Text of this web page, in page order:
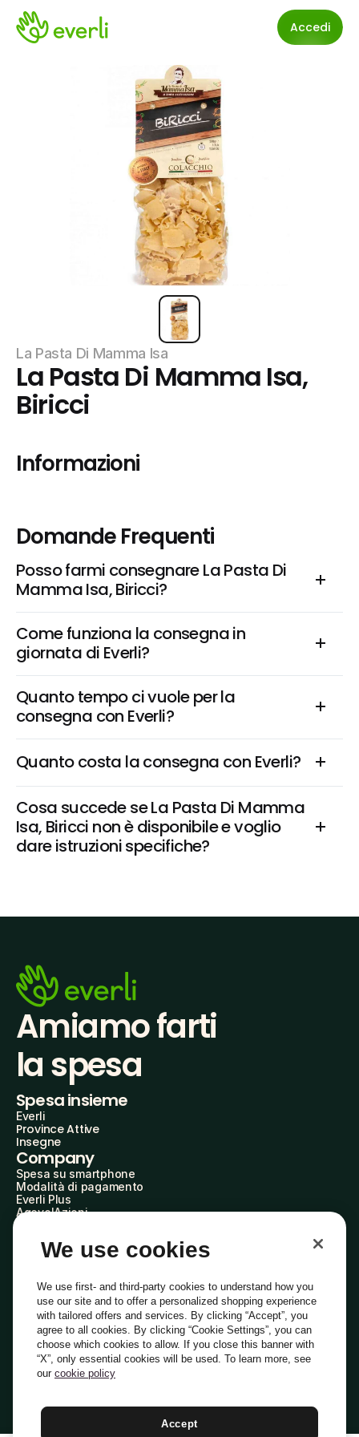
Accedi
La Pasta Di Mamma Isa
La Pasta Di Mamma Isa,
Biricci
Informazioni
Domande Frequenti
Posso farmi consegnare La Pasta Di
Mamma Isa, Biricci?
Come funziona la consegna in
giornata di Everli?
Quanto tempo ci vuole per la
consegna con Everli?
Quanto costa la consegna con Everli?
Cosa succede se La Pasta Di Mamma
Isa, Biricci non è disponibile e voglio
dare istruzioni specifiche?
Amiamo farti
la spesa
Spesa insieme
Everli
Province Attive
Insegne
Company
Spesa su smartphone
Modalità di pagamento
Everli Plus
AgevolAzioni
Everli Shoppers
Scopri chi siamo
Domande frequenti
Lavora con noi
Diventa Shopper
Investitori
PrivacyCookiePreferenze Cookie
Termini e Condizioni
Italiano
We use cookies
We use first- and third-party cookies to understand how you
use our site and to offer a personalized shopping experience
with tailored offers and services. By clicking “Accept”, you
agree to all cookies. By clicking “Cookie Settings”, you can
choose which cookies to allow. If you close this banner with
“X”, only essential cookies will be used. To learn more, see
our cookie policy
Accept